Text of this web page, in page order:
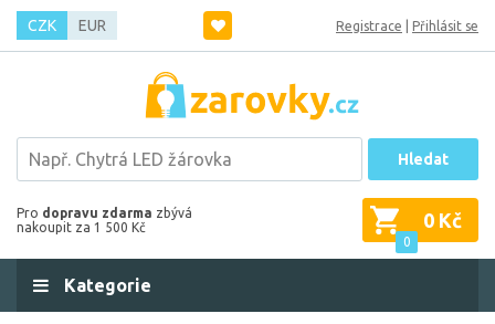
CZK EUR Registrace Přihlásit se
Hledat
Pro dopravu zdarma zbývá
nakoupit za 1 500 Kč
0
0 Kč
Kategorie